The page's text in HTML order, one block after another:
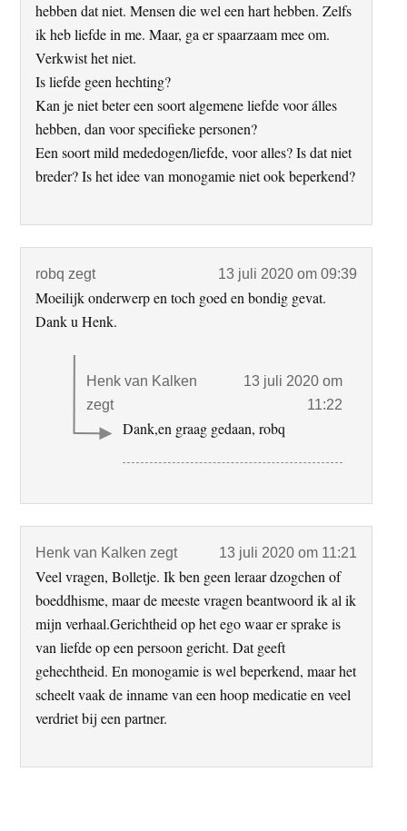
hebben dat niet. Mensen die wel een hart hebben. Zelfs
ik heb liefde in me. Maar, ga er spaarzaam mee om.
Verkwist het niet.
Is liefde geen hechting?
Kan je niet beter een soort algemene liefde voor álles
hebben, dan voor specifieke personen?
Een soort mild mededogen/liefde, voor alles? Is dat niet
breder? Is het idee van monogamie niet ook beperkend?
robq zegt 13 juli 2020 om 09:39
Moeilijk onderwerp en toch goed en bondig gevat.
Dank u Henk.
Henk van Kalken
zegt
13 juli 2020 om
11:22
Dank,en graag gedaan, robq
Henk van Kalken zegt 13 juli 2020 om 11:21
Veel vragen, Bolletje. Ik ben geen leraar dzogchen of
boeddhisme, maar de meeste vragen beantwoord ik al ik
mijn verhaal.Gerichtheid op het ego waar er sprake is
van liefde op een persoon gericht. Dat geeft
gehechtheid. En monogamie is wel beperkend, maar het
scheelt vaak de inname van een hoop medicatie en veel
verdriet bij een partner.